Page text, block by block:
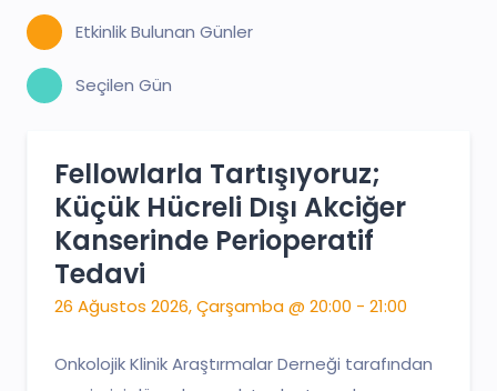
Etkinlik Bulunan Günler
Seçilen Gün
Fellowlarla Tartışıyoruz;
Küçük Hücreli Dışı Akciğer
Kanserinde Perioperatif
Tedavi
26 Ağustos 2026, Çarşamba @ 20:00 - 21:00
Onkolojik Klinik Araştırmalar Derneği tarafından